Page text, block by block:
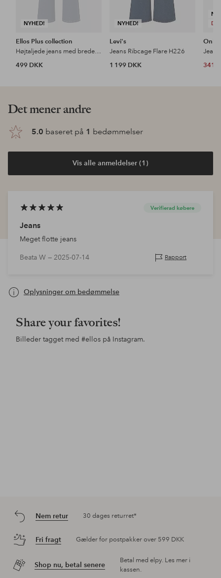
NYHED!
Ellos Plus collection
Højtaljede jeans med brede ben
499 DKK
NYHED!
Levi's
Jeans Ribcage Flare H226
1 199 DKK
Only
341
Det mener andre
5.0 baseret på 1 bedømmelser
Vis alle anmeldelser (1)
Verifierad købere
Jeans
Meget flotte jeans
Beata W — 2025-07-14 Rapport
Oplysninger om bedømmelse
Share your favorites!
Billeder tagget med #ellos på Instagram.
Nem retur 30 dages returret*
Fri fragt Gælder for postpakker over 599 DKK
Shop nu, betal senere
Betal med elpy. Les mer i
kassen.